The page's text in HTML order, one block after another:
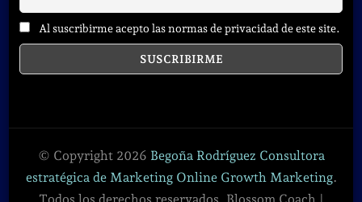
Al suscribirme acepto las normas de privacidad de este site.
© Copyright 2026 Begoña Rodríguez Consultora
estratégica de Marketing Online Growth Marketing.